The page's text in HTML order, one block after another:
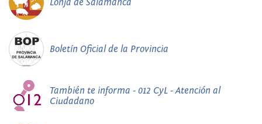
Boletín Oficial de la Provincia
También te informa - 012 CyL - Atención al
Ciudadano